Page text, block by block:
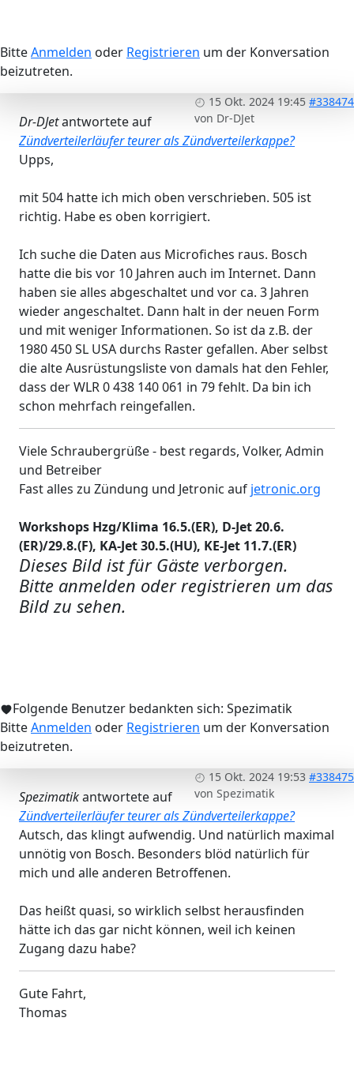
BitteAnmelden oder Registrieren um der Konversation
beizutreten.
15 Okt. 2024 19:45 #338474
von Dr-DJet
Dr-DJetantwortete auf
Zündverteilerläufer teurer als Zündverteilerkappe?
Upps,
mit 504 hatte ich mich oben verschrieben. 505 ist
richtig. Habe es oben korrigiert.
Ich suche die Daten aus Microfiches raus. Bosch
hatte die bis vor 10 Jahren auch im Internet. Dann
haben sie alles abgeschaltet und vor ca. 3 Jahren
wieder angeschaltet. Dann halt in der neuen Form
und mit weniger Informationen. So ist da z.B. der
1980 450 SL USA durchs Raster gefallen. Aber selbst
die alte Ausrüstungsliste von damals hat den Fehler,
dass der WLR 0 438 140 061 in 79 fehlt. Da bin ich
schon mehrfach reingefallen.
Viele Schraubergrüße - best regards, Volker, Admin
und Betreiber
Fast alles zu Zündung und Jetronic auf jetronic.org
Workshops Hzg/Klima 16.5.(ER), D-Jet 20.6.
(ER)/29.8.(F), KA-Jet 30.5.(HU), KE-Jet 11.7.(ER)
Dieses Bild ist für Gäste verborgen.
Bitte anmelden oder registrieren um das
Bild zu sehen.
Folgende Benutzer bedankten sich: Spezimatik
BitteAnmelden oder Registrieren um der Konversation
beizutreten.
15 Okt. 2024 19:53 #338475
von Spezimatik
Spezimatikantwortete auf
Zündverteilerläufer teurer als Zündverteilerkappe?
Autsch, das klingt aufwendig. Und natürlich maximal
unnötig von Bosch. Besonders blöd natürlich für
mich und alle anderen Betroffenen.
Das heißt quasi, so wirklich selbst herausfinden
hätte ich das gar nicht können, weil ich keinen
Zugang dazu habe?
Gute Fahrt,
Thomas